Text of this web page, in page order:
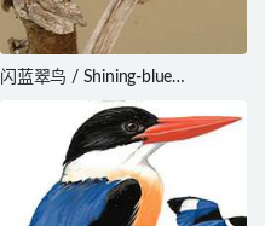
闪蓝翠鸟 / Shining-blue
Kingfisher / Alcedo quadribrachys